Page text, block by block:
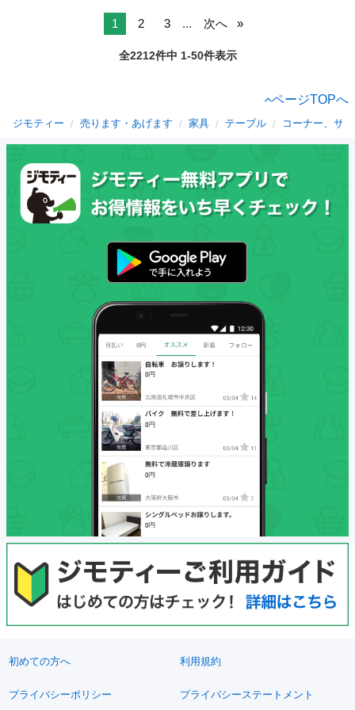
1 2 3 ... 次へ
全2212件中 1-50件表示
ページTOPへ
ジモティー 売ります・あげます 家具 テーブル コーナー、サ
初めての方へ 利用規約
プライバシーポリシー プライバシーステートメント